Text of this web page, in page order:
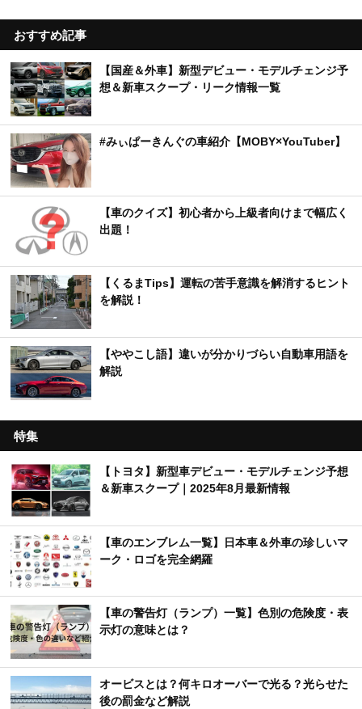
おすすめ記事
【国産＆外車】新型デビュー・モデルチェンジ予
想＆新車スクープ・リーク情報一覧
#みぃぱーきんぐの車紹介【MOBY×YouTuber】
【車のクイズ】初心者から上級者向けまで幅広く
出題！
【くるまTips】運転の苦手意識を解消するヒント
を解説！
【ややこし語】違いが分かりづらい自動車用語を
解説
特集
【トヨタ】新型車デビュー・モデルチェンジ予想
＆新車スクープ｜2025年8月最新情報
【車のエンブレム一覧】日本車＆外車の珍しいマ
ーク・ロゴを完全網羅
【車の警告灯（ランプ）一覧】色別の危険度・表
示灯の意味とは？
オービスとは？何キロオーバーで光る？光らせた
後の罰金など解説